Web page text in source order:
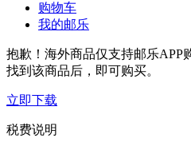
购物车
我的邮乐
抱歉！海外商品仅支持邮乐APP
找到该商品后，即可购买。
立即下载
税费说明